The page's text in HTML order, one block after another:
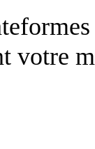
votre